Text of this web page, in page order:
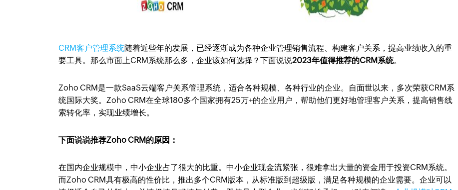
CRM客户管理系统随着近些年的发展，已经逐渐成为各种企业管理销售流程、构建客户关系，提高业绩收入的重
要工具。那么市面上CRM系统那么多，企业该如何选择？下面说说2023年值得推荐的CRM系统。
Zoho CRM是一款SaaS云端客户关系管理系统，适合各种规模、各种行业的企业。自面世以来，多次荣获CRM系
统国际大奖。Zoho CRM在全球180多个国家拥有25万+的企业用户，帮助他们更好地管理客户关系，提高销售线
索转化率，实现业绩增长。
下面说说推荐Zoho CRM的原因：
在国内企业规模中，中小企业占了很大的比重。中小企业现金流紧张，很难拿出大量的资金用于投资CRM系统。
而Zoho CRM具有极高的性价比，推出多个CRM版本，从标准版到超级版，满足各种规模的企业需要。企业可以